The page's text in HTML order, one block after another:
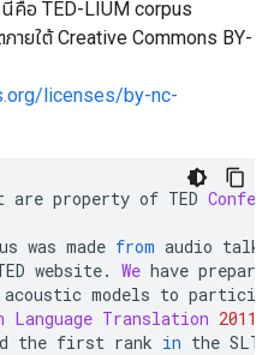
คือ TED-LIUM corpus
ายใต้ Creative Commons BY-
licenses/by-nc-
are property of TED
was made from audio
website. We have
models to
Language Translation 2011
the first rank in the SLT